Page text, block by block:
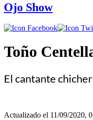
Ojo Show
Toño
El cantante
Actualizado el 11/09/2020,